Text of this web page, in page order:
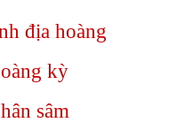
địa hoàng
kỳ
sâm